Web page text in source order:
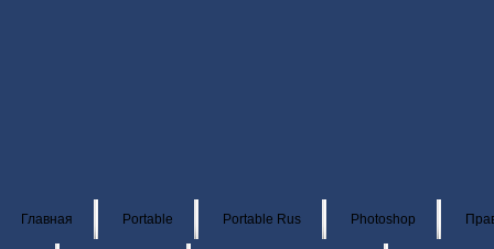
Главная Portable Portable Rus Photoshop